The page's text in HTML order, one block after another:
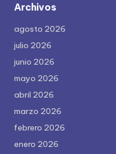
Archivos
agosto 2026
julio 2026
junio 2026
mayo 2026
abril 2026
marzo 2026
febrero 2026
enero 2026